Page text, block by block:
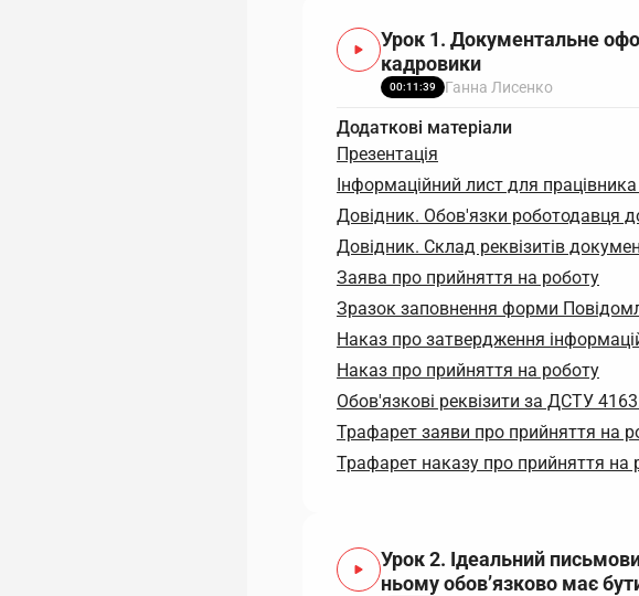
Урок 1. Документальне
кадровики
00:11:39 Ганна Лисенко
Додаткові матеріали
Презентація
Інформаційний лист для
Довідник. Обов'язки роботодавця
Довідник. Склад реквізитів
Заява про прийняття на роботу
Зразок заповнення форми
Наказ про затвердження
Наказ про прийняття на роботу
Обов'язкові реквізити за ДСТУ
Трафарет заяви про прийняття на
Трафарет наказу про прийняття на
Урок 2. Ідеальний
ньому обов’язково має